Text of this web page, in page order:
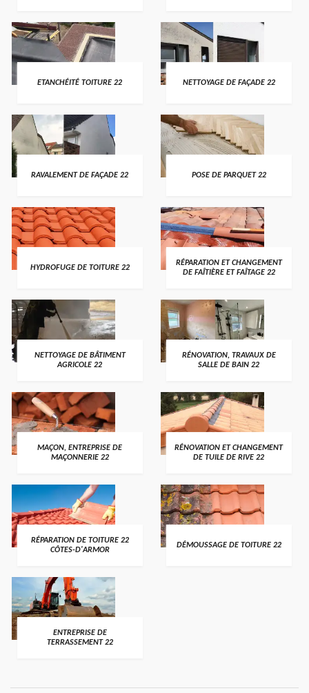
ETANCHÉITÉ TOITURE 22 NETTOYAGE DE FAÇADE 22
RAVALEMENT DE FAÇADE 22 POSE DE PARQUET 22
HYDROFUGE DE TOITURE 22
RÉPARATION ET CHANGEMENT
DE FAÎTIÈRE ET FAÎTAGE 22
NETTOYAGE DE BÂTIMENT
AGRICOLE 22
RÉNOVATION, TRAVAUX DE
SALLE DE BAIN 22
MAÇON, ENTREPRISE DE
MAÇONNERIE 22
RÉNOVATION ET CHANGEMENT
DE TUILE DE RIVE 22
RÉPARATION DE TOITURE 22
CÔTES-D'ARMOR
DÉMOUSSAGE DE TOITURE 22
ENTREPRISE DE
TERRASSEMENT 22